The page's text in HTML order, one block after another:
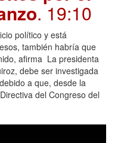
. 19:10
político y está
también habría que
afirma La presidenta
debe ser investigada
a que, desde la
del Congreso del